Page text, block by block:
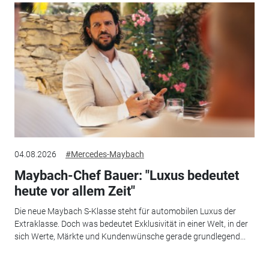
04.08.2026 #Mercedes-Maybach
Maybach-Chef Bauer: "Luxus bedeutet
heute vor allem Zeit"
Die neue Maybach S-Klasse steht für automobilen Luxus der
Extraklasse. Doch was bedeutet Exklusivität in einer Welt, in der
sich Werte, Märkte und Kundenwünsche gerade grundlegend...